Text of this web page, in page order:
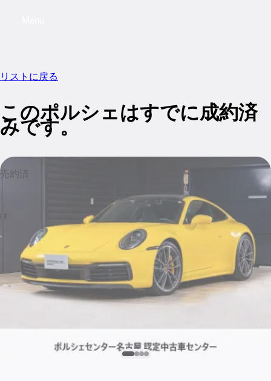
リストに戻る
このポルシェはすでに成約済
みです。
売約済